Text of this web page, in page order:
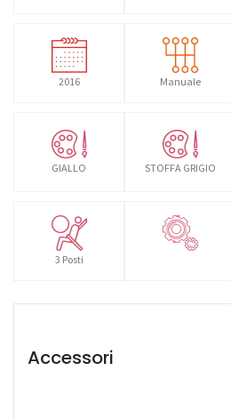
2016 Manuale
GIALLO STOFFA GRIGIO
3 Posti
Accessori